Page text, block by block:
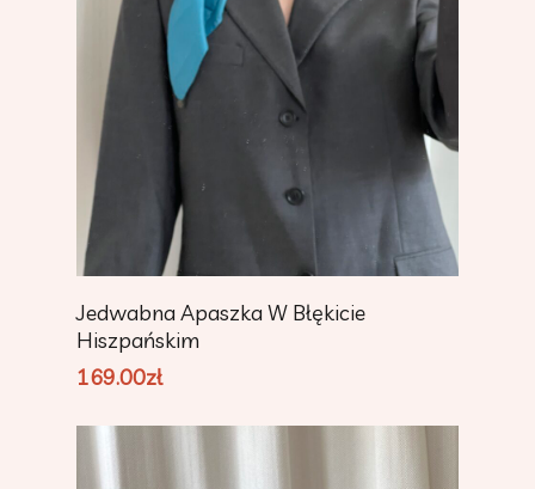
Add To Cart
Jedwabna Apaszka W Błękicie
Hiszpańskim
169.00zł